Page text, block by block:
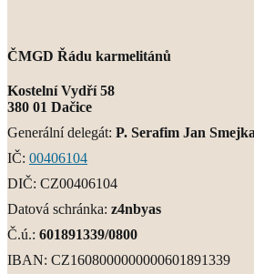
ČMGD Řádu karmelitánů
Kostelní Vydří 58
380 01 Dačice
Generální delegát: P. Serafim Jan
IČ: 00406104
DIČ: CZ00406104
Datová schránka: z4nbyas
Č.ú.: 601891339/0800
IBAN: CZ1608000000000601891339